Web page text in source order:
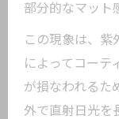
部分的なマット
この現象は、紫
によってコーテ
が損なわれるた
外で直射日光を